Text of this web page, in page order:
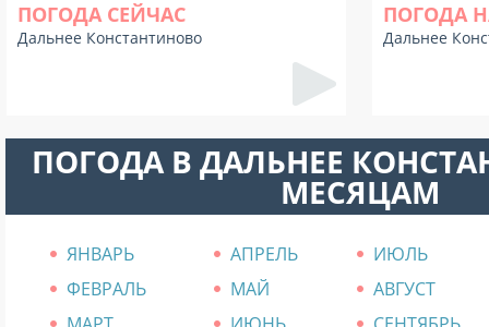
ПОГОДА СЕЙЧАС
Дальнее Константиново
ПОГОДА
Дальнее
ПОГОДА В ДАЛЬНЕЕ
МЕСЯЦАМ
ЯНВАРЬ АПРЕЛЬ
ИЮЛЬ
ФЕВРАЛЬ
МАЙ
АВГУСТ